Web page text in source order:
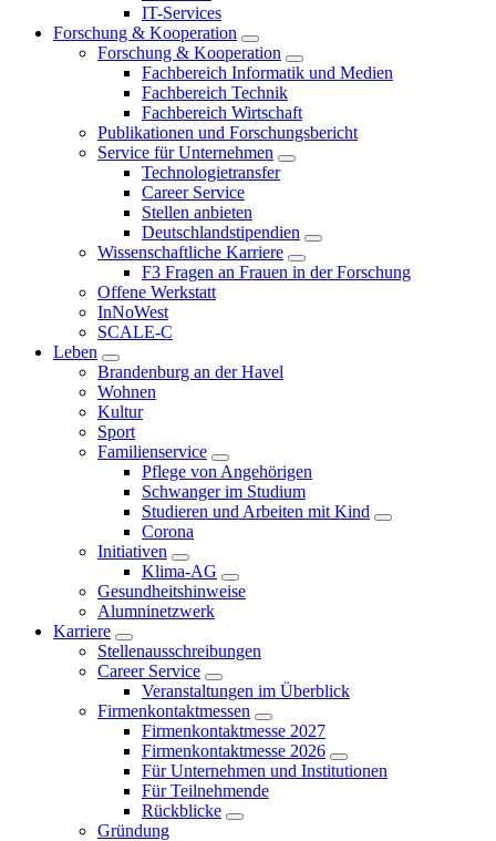
IT-Services
Forschung & Kooperation
Forschung & Kooperation
Fachbereich Informatik und Medien
Fachbereich Technik
Fachbereich Wirtschaft
Publikationen und Forschungsbericht
Service für Unternehmen
Technologietransfer
Career Service
Stellen anbieten
Deutschlandstipendien
Wissenschaftliche Karriere
F3 Fragen an Frauen in der Forschung
Offene Werkstatt
InNoWest
SCALE-C
Leben
Brandenburg an der Havel
Wohnen
Kultur
Sport
Familienservice
Pflege von Angehörigen
Schwanger im Studium
Studieren und Arbeiten mit Kind
Corona
Initiativen
Klima-AG
Gesundheitshinweise
Alumninetzwerk
Karriere
Stellenausschreibungen
Career Service
Veranstaltungen im Überblick
Firmenkontaktmessen
Firmenkontaktmesse 2027
Firmenkontaktmesse 2026
Für Unternehmen und Institutionen
Für Teilnehmende
Rückblicke
Gründung